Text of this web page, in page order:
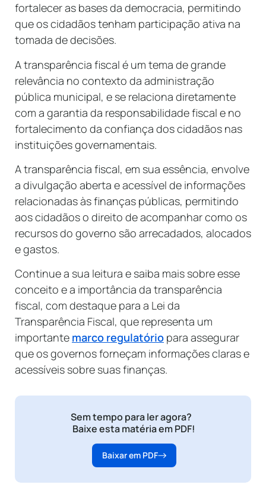
fortalecer as bases da democracia, permitindo
que os cidadãos tenham participação ativa na
tomada de decisões.
A transparência fiscal é um tema de grande
relevância no contexto da administração
pública municipal, e se relaciona diretamente
com a garantia da responsabilidade fiscal e no
fortalecimento da confiança dos cidadãos nas
instituições governamentais.
A transparência fiscal, em sua essência, envolve
a divulgação aberta e acessível de informações
relacionadas às finanças públicas, permitindo
aos cidadãos o direito de acompanhar como os
recursos do governo são arrecadados, alocados
e gastos.
Continue a sua leitura e saiba mais sobre esse
conceito e a importância da transparência
fiscal, com destaque para a Lei da
Transparência Fiscal, que representa um
importante marco regulatório para assegurar
que os governos forneçam informações claras e
acessíveis sobre suas finanças.
Sem tempo para ler agora?
Baixe esta matéria em PDF!
Baixar em PDF